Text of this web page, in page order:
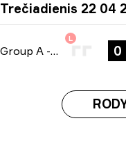
Trečiadienis 22 04
Group A - bo3
L
0